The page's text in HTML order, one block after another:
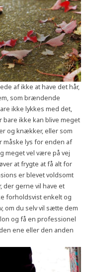
af ikke at have det hår,
som brændende
ikke lykkes med det,
bare ikke kan blive meget
og knækker, eller som
måske lys for enden af
meget vel være på vej
at frygte at få alt for
er blevet voldsomt
gerne vil have et
forholdsvist enkelt og
om du selv vil sætte dem
og få en professionel
ene eller den anden